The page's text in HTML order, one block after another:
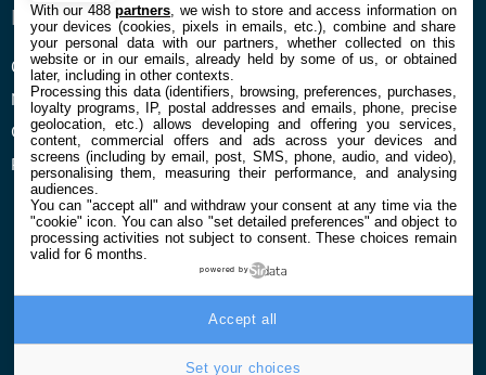
ENTREPRISE
Qui sommes nous
Mentions légales et CGU
Confidentialité et Cookies
Préférences cookies
À PROPOS
La rédaction
Contact
With our 488partners , we wish to store and access information on
your devices (cookies, pixels in emails, etc.), combine and share
your personal data with our partners, whether collected on this
website or in our emails, already held by some of us, or obtained
later, including in other contexts.
Processing this data (identifiers, browsing, preferences, purchases,
loyalty programs, IP, postal addresses and emails, phone, precise
geolocation, etc.) allows developing and offering you services,
content, commercial offers and ads across your devices and
screens (including by email, post, SMS, phone, audio, and video),
personalising them, measuring their performance, and analysing
audiences.
You can "accept all" and withdraw your consent at any time via the
"cookie" icon. You can also "set detailed preferences" and object to
processing activities not subject to consent. These choices remain
valid for 6 months.
powered by
Set your choices
Accept all